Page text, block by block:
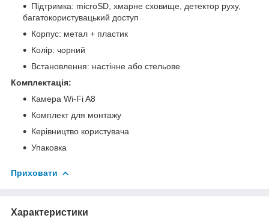
Підтримка: microSD, хмарне сховище, детектор руху,
багатокористувацький доступ
Корпус: метал + пластик
Колір: чорний
Встановлення: настінне або стельове
Комплектація:
Камера Wi-Fi A8
Комплект для монтажу
Керівництво користувача
Упаковка
Приховати
Характеристики